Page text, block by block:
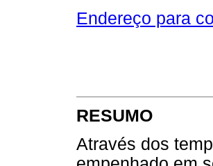
Endereço para
RESUMO
Através dos